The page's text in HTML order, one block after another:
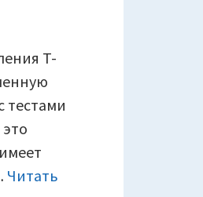
T-
тестами
Читать